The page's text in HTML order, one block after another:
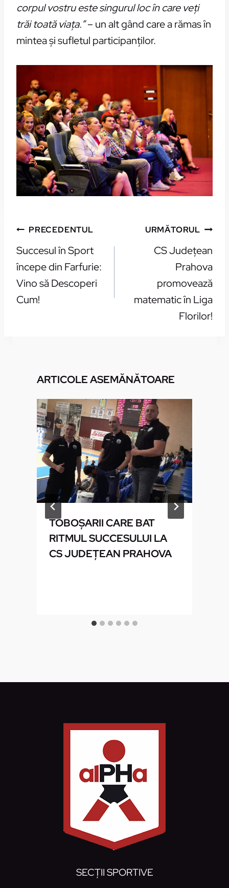
corpul vostru este singurul loc în care veți
trăi toată viața.”– un alt gând care a rămas în
mintea și sufletul participanților.
NAVIGARE
ARTICOLE
PRECEDENTUL
Succesul în Sport
începe din Farfurie:
Vino să Descoperi
Cum!
URMĂTORUL
CS Județean
Prahova
promovează
matematic în Liga
Florilor!
ARTICOLE ASEMĂNĂTOARE
TOBOŞARII CARE BAT
RITMUL SUCCESULUI LA
CS JUDEŢEAN PRAHOVA
SECȚII SPORTIVE